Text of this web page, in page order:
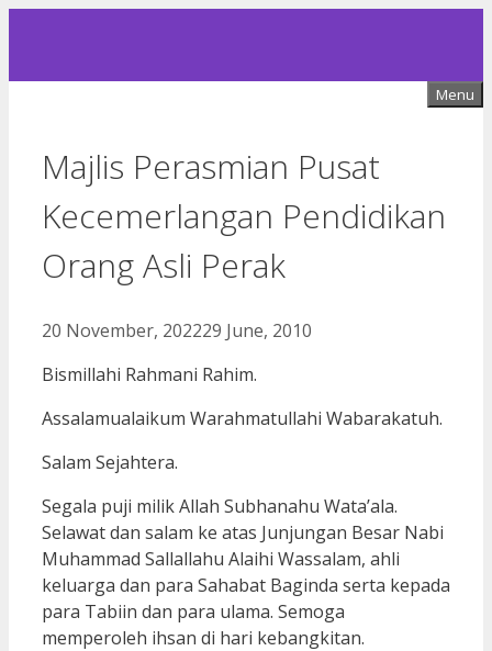
Menu
Majlis Perasmian Pusat
Kecemerlangan Pendidikan
Orang Asli Perak
20 November, 202229 June, 2010
Bismillahi Rahmani Rahim.
Assalamualaikum Warahmatullahi Wabarakatuh.
Salam Sejahtera.
Segala puji milik Allah Subhanahu Wata’ala.
Selawat dan salam ke atas Junjungan Besar Nabi
Muhammad Sallallahu Alaihi Wassalam, ahli
keluarga dan para Sahabat Baginda serta kepada
para Tabiin dan para ulama. Semoga
memperoleh ihsan di hari kebangkitan.